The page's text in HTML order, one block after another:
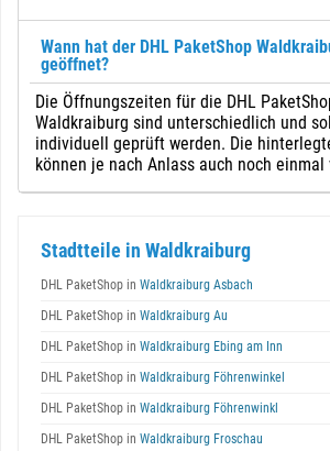
Wann hat der DHL PaketShop
geöffnet?
Die Öffnungszeiten für die DHL
Waldkraiburg sind unterschiedlich und
individuell geprüft werden. Die
können je nach Anlass auch noch einmal
Stadtteile in Waldkraiburg
DHL PaketShop in Waldkraiburg Asbach
DHL PaketShop in Waldkraiburg Au
DHL PaketShop in Waldkraiburg Ebing am Inn
DHL PaketShop in Waldkraiburg Föhrenwinkel
DHL PaketShop in Waldkraiburg Föhrenwinkl
DHL PaketShop in Waldkraiburg Froschau